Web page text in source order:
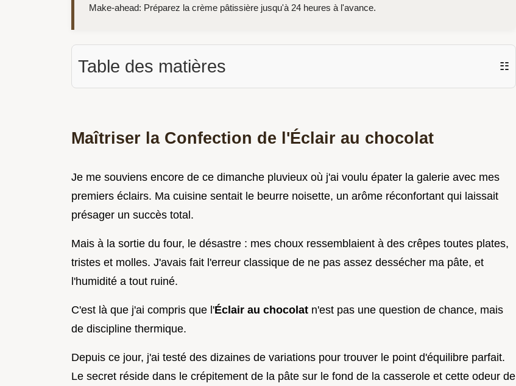
Make-ahead: Préparez la crème pâtissière jusqu'à 24 heures à l'avance.
Table des matières ☷
Maîtriser la Confection de l'Éclair au chocolat
Je me souviens encore de ce dimanche pluvieux où j'ai voulu épater la galerie avec mes
premiers éclairs. Ma cuisine sentait le beurre noisette, un arôme réconfortant qui laissait
présager un succès total.
Mais à la sortie du four, le désastre : mes choux ressemblaient à des crêpes toutes plates,
tristes et molles. J'avais fait l'erreur classique de ne pas assez dessécher ma pâte, et
l'humidité a tout ruiné.
C'est là que j'ai compris que l'Éclair au chocolat n'est pas une question de chance, mais
de discipline thermique.
Depuis ce jour, j'ai testé des dizaines de variations pour trouver le point d'équilibre parfait.
Le secret réside dans le crépitement de la pâte sur le fond de la casserole et cette odeur de